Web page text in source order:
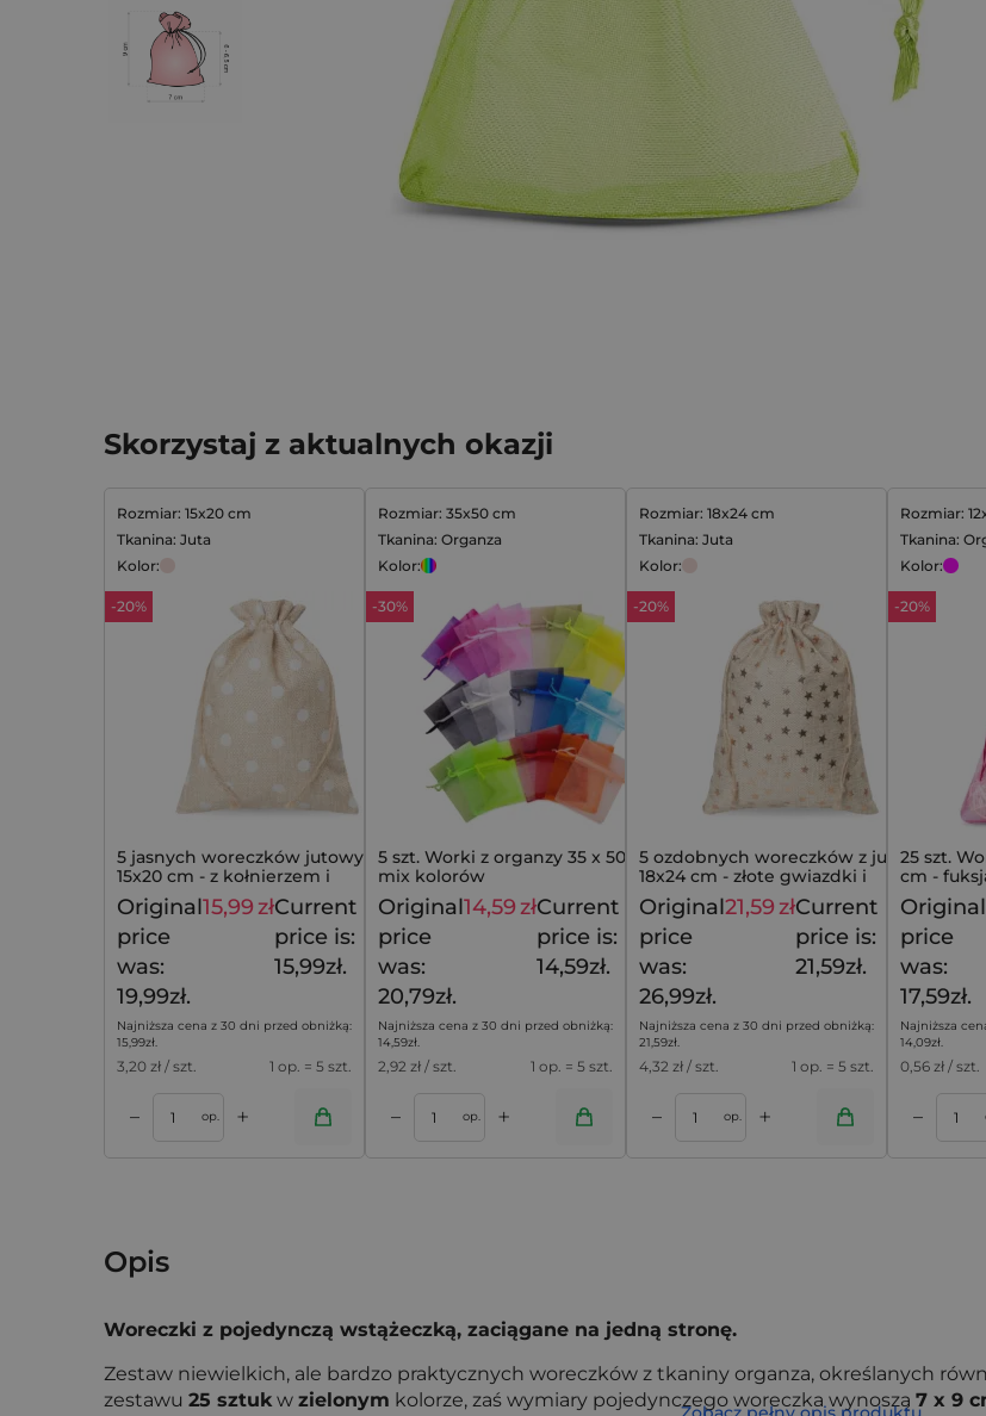
Skorzystaj z aktualnych okazji
Rozmiar: 15x20 cm
Tkanina: Juta
Kolor:
-20%
5 jasnych woreczków jutowych
15x20 cm - z kołnierzem i
groszkowym nadrukiem
19,99 zł
Original
price
was:
19,99zł.
15,99złCurrent
price is:
15,99zł.
Najniższa cena z 30 dni przed obniżką:
15,99zł.
3,20 zł / szt. 1 op. = 5 szt.
– op. +
Rozmiar: 35x50 cm
Tkanina: Organza
Kolor:
-30%
5 szt. Worki z organzy 35 x 50 cm -
mix kolorów
20,79 zł
Original
price
was:
20,79zł.
14,59złCurrent
price is:
14,59zł.
Najniższa cena z 30 dni przed obniżką:
14,59zł.
2,92 zł / szt. 1 op. = 5 szt.
– op. +
Rozmiar: 18x24 cm
Tkanina: Juta
Kolor:
-20%
5 ozdobnych woreczków z juty
18x24 cm - złote gwiazdki i
rustykalny styl
26,99 zł
Original
price
was:
26,99zł.
21,59złCurrent
price is:
21,59zł.
Najniższa cena z 30 dni przed obniżką:
21,59zł.
4,32 zł / szt. 1 op. = 5 szt.
– op. +
Dodaj do koszyka
Rozmiar:
Tkanina:
Kolor:
-20%
25 szt.
cm -
Original
price
was:
17,59zł.
Najniższa
14,09zł.
0,56 zł / szt.
–
Dodaj do koszyka Dodaj do koszyka
Opis
Woreczki z pojedynczą wstążeczką, zaciągane na jedną stronę.
Zestaw niewielkich, ale bardzo praktycznych woreczków z tkaniny organza, określanych
zestawu 25 sztukw zielonym kolorze, zaś wymiary pojedynczego woreczka wynoszą 7 x 9